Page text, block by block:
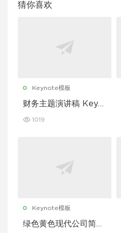
猜你喜欢
Keynote模板
财务主题演讲稿 Keyn
1019
Keynote模板
绿色黄色现代公司简介